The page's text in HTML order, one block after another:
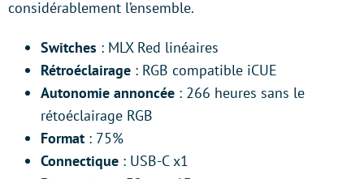
considérablement l’ensemble.
Switches : MLX Red linéaires
Rétroéclairage : RGB compatible iCUE
Autonomie annoncée : 266 heures sans le
rétoéclairage RGB
Format : 75%
Connectique : USB-C x1